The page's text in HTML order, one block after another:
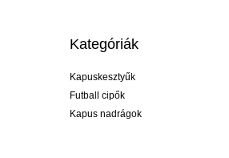
Kategóriák
Kapuskesztyűk
Futball cipők
Kapus nadrágok